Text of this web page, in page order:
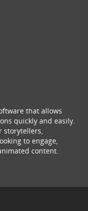
that allows
quickly and easily.
storytellers,
to engage,
content.